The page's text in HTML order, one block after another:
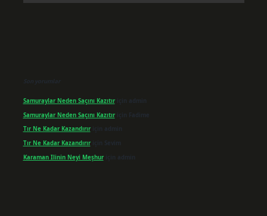
Son yorumlar
Samuraylar Neden Saçını Kazıtıriçin admin
Samuraylar Neden Saçını Kazıtıriçin Fadime
Tır Ne Kadar Kazandırıriçin admin
Tır Ne Kadar Kazandırıriçin Sevim
Karaman Ilinin Neyi Meşhuriçin admin